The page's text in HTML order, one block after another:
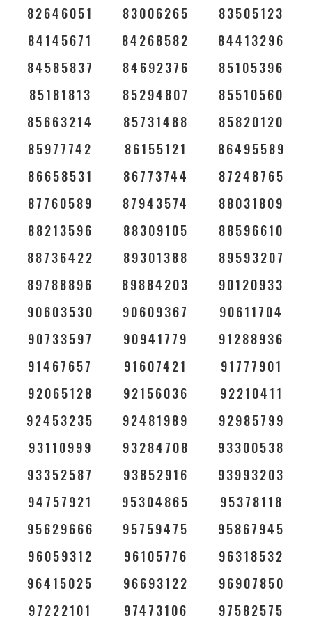
82646051
83006265
83505123
84145671
84268582
84413296
84585837
84692376
85105396
85181813
85294807
85510560
85663214
85731488
85820120
85977742
86155121
86495589
86658531
86773744
87248765
87760589
87943574
88031809
88213596
88309105
88596610
88736422
89301388
89593207
89788896
89884203
90120933
90603530
90609367
90611704
90733597
90941779
91288936
91467657
91607421
91777901
92065128
92156036
92210411
92453235
92481989
92985799
93110999
93284708
93300538
93352587
93852916
93993203
94757921
95304865
95378118
95629666
95759475
95867945
96059312
96105776
96318532
96415025
96693122
96907850
97222101
97473106
97582575